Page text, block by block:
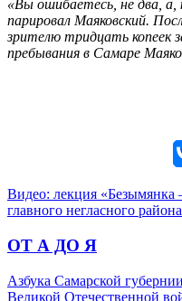
«Вы ошибаетесь, не два, а,
парировал Маяковский.
зрителю тридцать копеек
пребывания в Самаре
Видео: лекция «Безымянка
главного негласного
ОТ А ДО Я
Азбука Самарской
Великой Отечественной